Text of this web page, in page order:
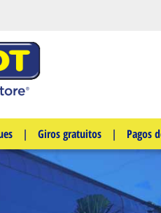
| Giros gratuitos | Pagos